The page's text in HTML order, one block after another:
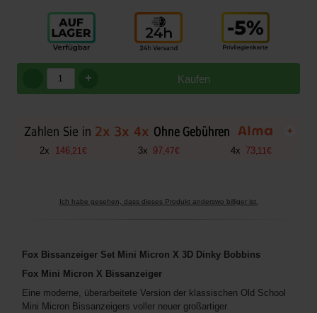
Kaufen
+
+
2x 146,21€ 3x 97,47€ 4x 73,11€
Ich habe gesehen, dass dieses Produkt anderswo billiger ist.
Fox Bissanzeiger Set Mini Micron X 3D Dinky Bobbins
Fox Mini Micron X Bissanzeiger
Eine moderne, überarbeitete Version der klassischen Old School
Mini Micron Bissanzeigers voller neuer großartiger